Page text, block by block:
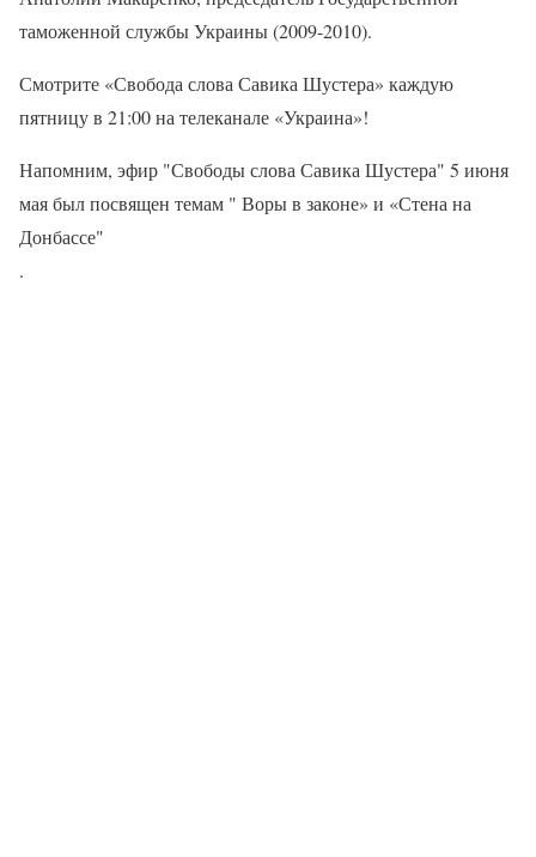
таможенной службы Украины (2009-2010).
Смотрите «Свобода слова Савика Шустера» каждую
пятницу в 21:00 на телеканале «Украина»!
Напомним, эфир "Свободы слова Савика Шустера" 5 июня
мая был посвящен темам " Воры в законе» и «Стена на
Донбассе"
.